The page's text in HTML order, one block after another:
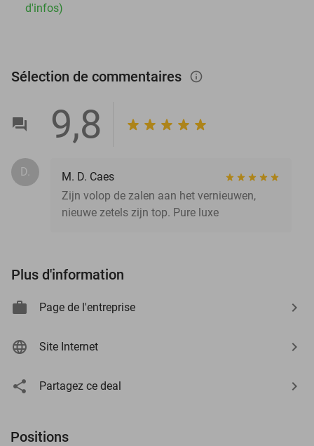
d'infos)
Sélection de commentaires info_outlined
9,8
D.
M. D. Caes
Zijn volop de zalen aan het vernieuwen,
nieuwe zetels zijn top. Pure luxe
Plus d'information
Page de l'entreprise
Site Internet
Partagez ce deal
Positions